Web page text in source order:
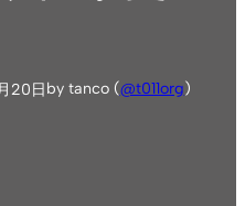
20日by tanco (@t011org)